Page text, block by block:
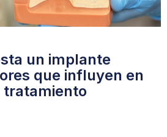
un implante
que influyen en
tratamiento